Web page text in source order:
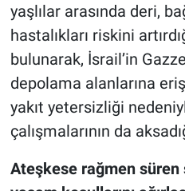
yaşlılar arasında deri,
hastalıkları riskini
bulunarak, İsrail’in
depolama alanlarına
yakıt yetersizliği
çalışmalarının da
Ateşkese rağmen süren